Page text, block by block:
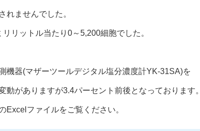
れませんでした。
リットル当たり0～5,200細胞でした。
機器(マザーツールデジタル塩分濃度計YK-31SA)を
動がありますが3.4パーセント前後となっております。
Excelファイルをご覧ください。